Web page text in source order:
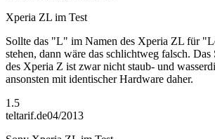
Xperia ZL im Test
Sollte das "L" im Namen des Xperia ZL für
stehen, dann wäre das schlichtweg falsch. Das
des Xperia Z ist zwar nicht staub- und
ansonsten mit identischer Hardware daher.
1.5
teltarif.de04/2013